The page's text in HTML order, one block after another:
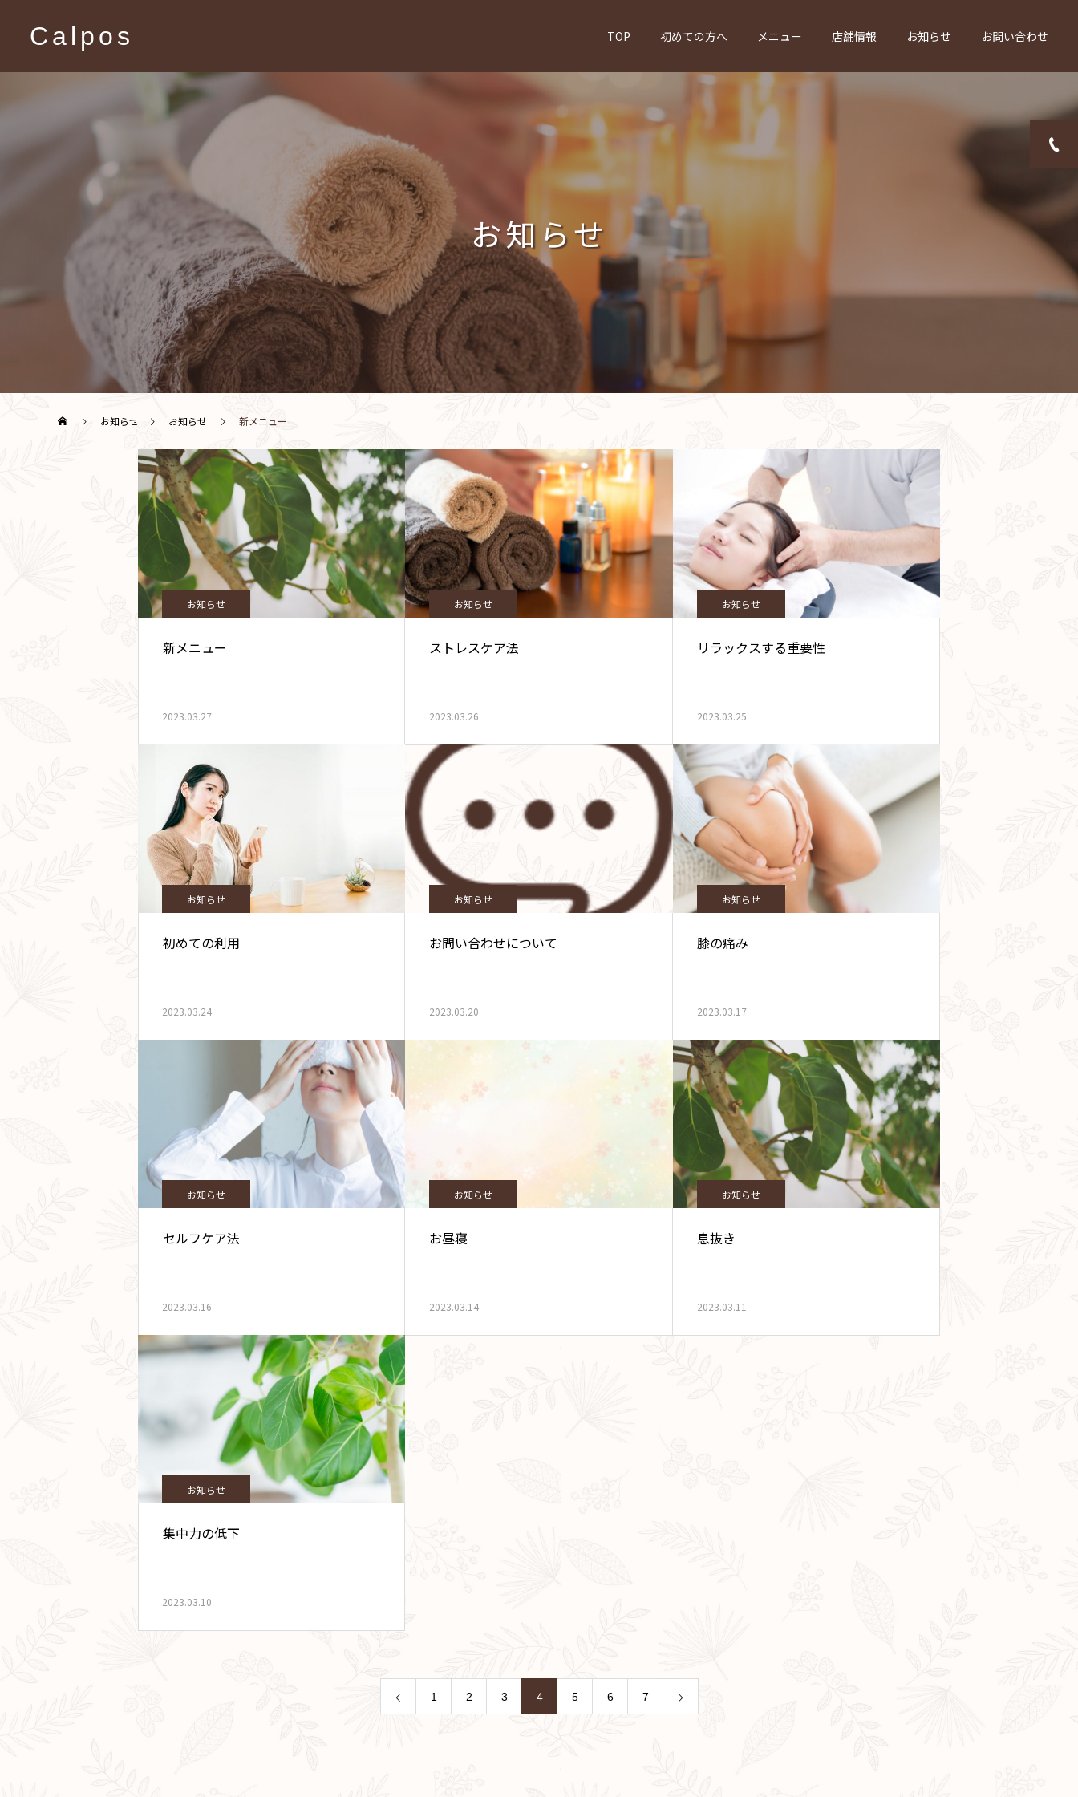
Calpos TOP 初めての方へ メニュー 店舗情報 お知らせ お問い合わせ
お知らせ
お知らせ お知らせ 新メニュー
お知らせ
新メニュー
2023.03.27
お知らせ
ストレスケア法
2023.03.26
お知らせ
リラックスする重要性
2023.03.25
お知らせ
初めての利用
2023.03.24
お知らせ
お問い合わせについて
2023.03.20
お知らせ
膝の痛み
2023.03.17
お知らせ
セルフケア法
2023.03.16
お知らせ
お昼寝
2023.03.14
お知らせ
息抜き
2023.03.11
お知らせ
集中力の低下
2023.03.10
1 2 3 4 5 6 7